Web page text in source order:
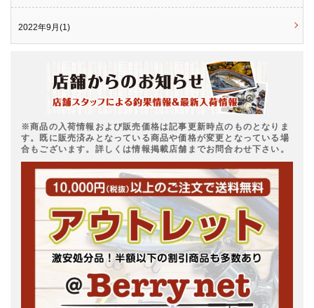
2022年9月(1)
※商品の入荷情報および販売価格は記事更新時点のものとなりま
す。既に販売済みとなっている商品や価格が変更となっている場
合もございます。詳しくは情報掲載店舗までお問合わせ下さい。